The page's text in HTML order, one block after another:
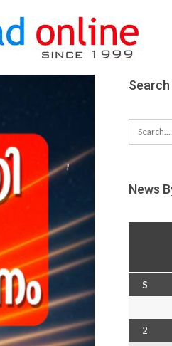
Search
News
S
2